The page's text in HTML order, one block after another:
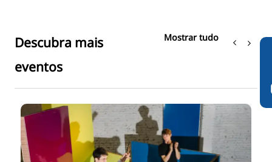
Descubra mais
eventos
Mostrar tudo